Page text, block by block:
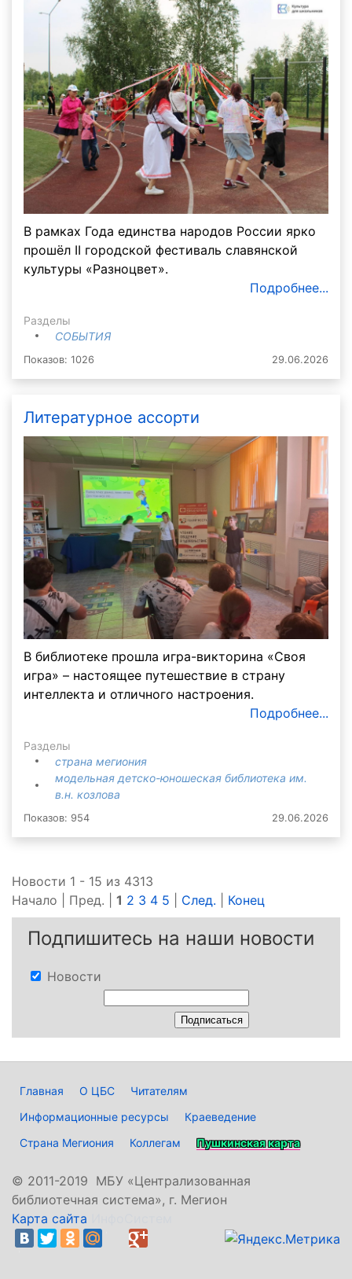
В рамках Года единства народов России ярко
прошёл II городской фестиваль славянской
культуры «Разноцвет».
Подробнее...
Разделы
СОБЫТИЯ
Показов: 1026 29.06.2026
Литературное ассорти
В библиотеке прошла игра-викторина «Своя
игра» – настоящее путешествие в страну
интеллекта и отличного настроения.
Подробнее...
Разделы
страна мегиония
модельная детско-юношеская библиотека им.
в.н. козлова
Показов: 954 29.06.2026
Новости 1 - 15 из 4313
Начало | Пред. | 1 2 3 4 5 След. Конец
Подпишитесь на наши новости
Новости
Главная О ЦБС
Читателям
Информационные ресурсы
Краеведение
Страна Мегиония
Коллегам Пушкинская карта
© 2011-2019 МБУ «Централизованная
библиотечная система», г. Мегион
Карта сайта